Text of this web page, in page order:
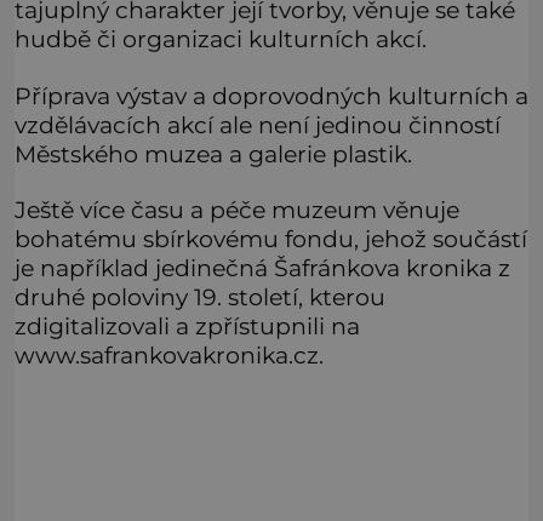
tajuplný charakter její tvorby, věnuje se také
hudbě či organizaci kulturních akcí.
Příprava výstav a doprovodných kulturních a
vzdělávacích akcí ale není jedinou činností
Městského muzea a galerie plastik.
Ještě více času a péče muzeum věnuje
bohatému sbírkovému fondu, jehož součástí
je například jedinečná Šafránkova kronika z
druhé poloviny 19. století, kterou
zdigitalizovali a zpřístupnili na
www.safrankovakronika.cz.